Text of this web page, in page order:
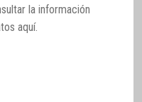
la información
aquí.